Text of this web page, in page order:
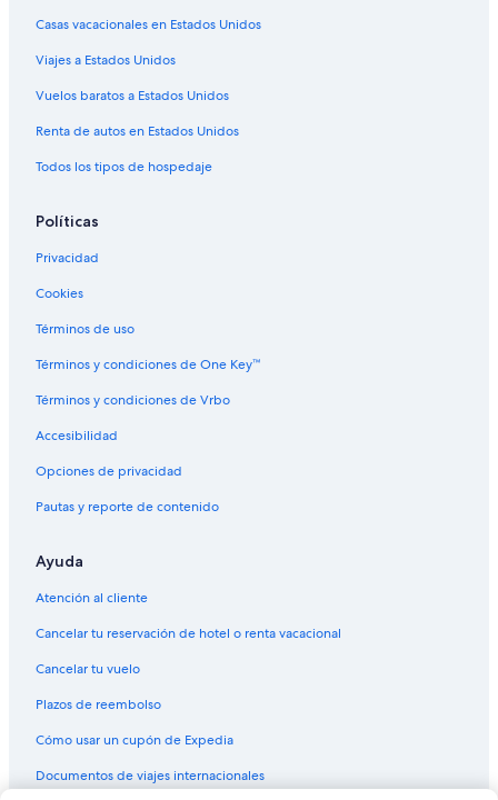
Casas vacacionales en Estados Unidos
Viajes a Estados Unidos
Vuelos baratos a Estados Unidos
Renta de autos en Estados Unidos
Todos los tipos de hospedaje
Políticas
Privacidad
Cookies
Términos de uso
Términos y condiciones de One Key™
Términos y condiciones de Vrbo
Accesibilidad
Opciones de privacidad
Pautas y reporte de contenido
Ayuda
Atención al cliente
Cancelar tu reservación de hotel o renta vacacional
Cancelar tu vuelo
Plazos de reembolso
Cómo usar un cupón de Expedia
Documentos de viajes internacionales